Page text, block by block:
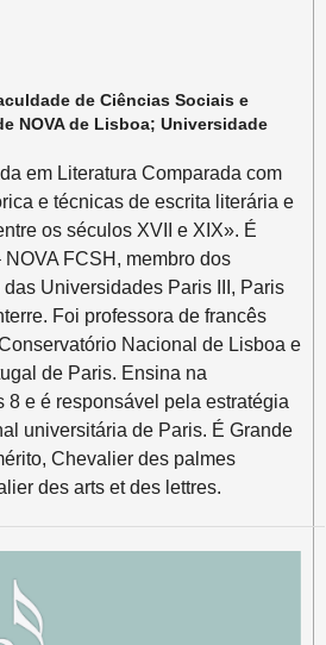
de Ciências Sociais e
NOVA de Lisboa; Universidade
em Literatura Comparada com
e técnicas de escrita literária e
os séculos XVII e XIX». É
FCSH, membro dos
Universidades Paris III, Paris
Foi professora de francês
Nacional de Lisboa e
de Paris. Ensina na
8 e é responsável pela estratégia
universitária de Paris. É Grande
Chevalier des palmes
des arts et des lettres.